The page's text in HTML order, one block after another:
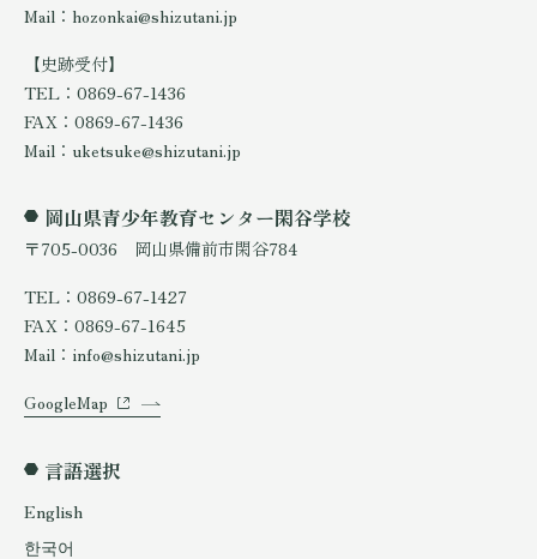
Mail：hozonkai@shizutani.jp
【史跡受付】
TEL：0869-67-1436
FAX：0869-67-1436
Mail：uketsuke@shizutani.jp
岡山県青少年教育センター閑谷学校
〒705-0036 岡山県備前市閑谷784
TEL：0869-67-1427
FAX：0869-67-1645
Mail：info@shizutani.jp
GoogleMap
言語選択
English
한국어